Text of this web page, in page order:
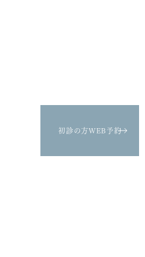
初診の方WEB予約